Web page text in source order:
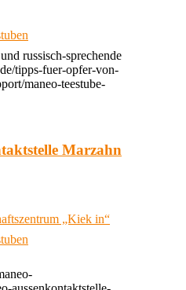
russisch-sprechende
tipps-fuer-opfer-von-
maneo-teestube-
Marzahn
„Kiek in“